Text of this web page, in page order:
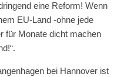
eine Reform! Wenn
EU-Land -ohne jede
für Monate dicht machen
bei Hannover ist